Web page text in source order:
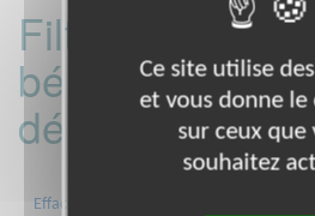
Filtrer les
bénévoles par
département :
Effacer
Ce site utilise
et vous donne
sur ceux que
souhaitez